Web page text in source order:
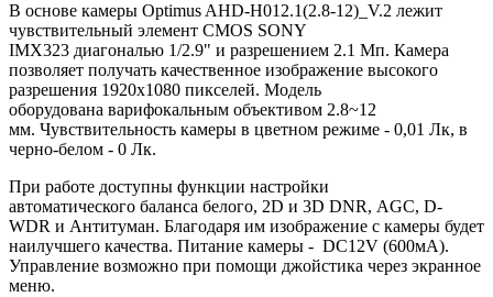
В основе камеры Optimus AHD-H012.1(2.8-12)_V.2 лежит
чувствительный элемент CMOS SONY
IMX323 диагональю 1/2.9" и разрешением 2.1 Мп. Камера
позволяет получать качественное изображение высокого
разрешения 1920х1080 пикселей. Модель
оборудована варифокальным объективом 2.8~12
мм. Чувствительность камеры в цветном режиме - 0,01 Лк, в
черно-белом - 0 Лк.
При работе доступны функции настройки
автоматического баланса белого, 2D и 3D DNR, AGC, D-
WDR и Антитуман. Благодаря им изображение с камеры будет
наилучшего качества. Питание камеры - DC12V (600мА).
Управление возможно при помощи джойстика через экранное
меню.